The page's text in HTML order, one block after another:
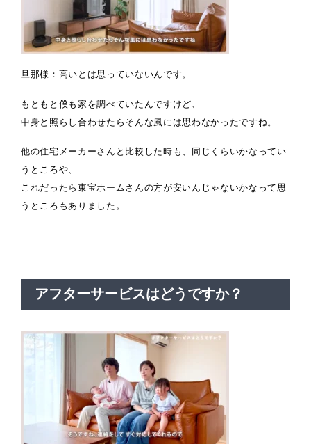
旦那様：高いとは思っていないんです。
もともと僕も家を調べていたんですけど、
中身と照らし合わせたらそんな風には思わなかったですね。
他の住宅メーカーさんと比較した時も、同じくらいかなってい
うところや、
これだったら東宝ホームさんの方が安いんじゃないかなって思
うところもありました。
アフターサービスはどうですか？